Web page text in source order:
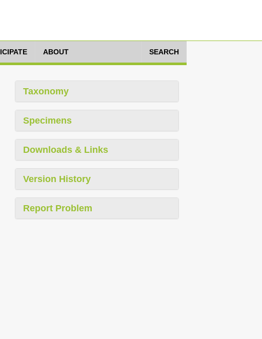
ABOUT SEARCH
Taxonomy
Specimens
Downloads & Links
Version History
Report Problem